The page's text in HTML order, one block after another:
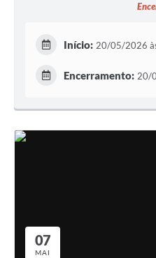
Início: 20/05/2026
Encerramento: 20/
07
MAI